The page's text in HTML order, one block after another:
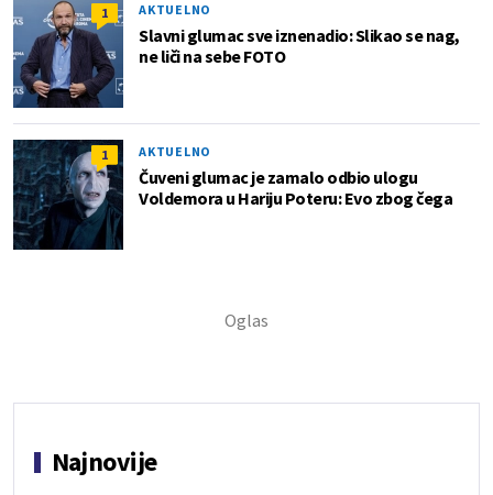
1 AKTUELNO
Slavni glumac sve iznenadio: Slikao se nag,
ne liči na sebe FOTO
1 AKTUELNO
Čuveni glumac je zamalo odbio ulogu
Voldemora u Hariju Poteru: Evo zbog čega
Najnovije